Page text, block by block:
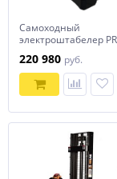
Самоходный
электроштабелер
220 980 руб.